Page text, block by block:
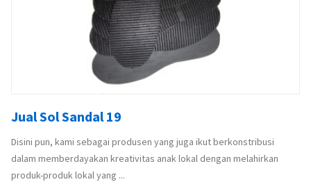
Jual Sol Sandal 19
Disini pun, kami sebagai produsen yang juga ikut berkonstribusi
dalam memberdayakan kreativitas anak lokal dengan melahirkan
produk-produk lokal yang ...